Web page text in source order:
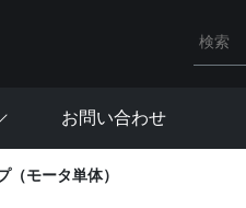
検索
お問い合わせ
（モータ単体）